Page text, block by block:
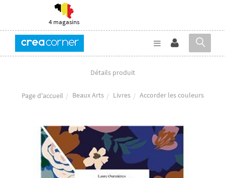
4 magasins
Détails produit
Page d'accueil Beaux Arts Livres Accorder les couleurs